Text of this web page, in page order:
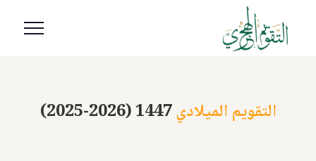
(2025-2026) 1447التقويم الميلادي